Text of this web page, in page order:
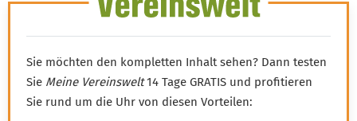
Sie möchten den kompletten Inhalt sehen? Dann testen
Sie Meine Vereinswelt14 Tage GRATIS und profitieren
Sie rund um die Uhr von diesen Vorteilen: